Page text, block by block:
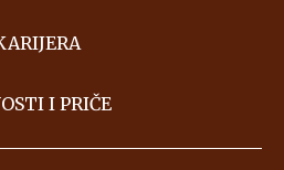
I PRIČE